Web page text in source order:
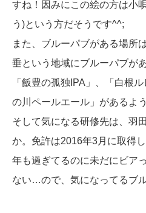
すね！因みにこの絵の方は小
う)という方だそうです^^;
また、ブルーパブがある場所
垂という地域にブルーパブが
「飯豊の孤独IPA」、「白根
の川ペールエール」があるよ
そして気になる研修先は、羽
か。免許は2016年3月に取得
年も過ぎてるのに未だにビア
ない…ので、気になってるブ